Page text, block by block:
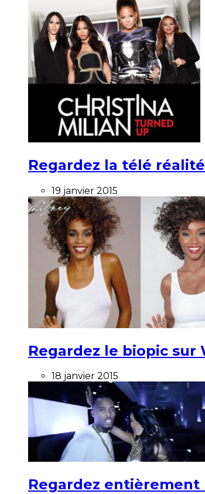
Regardez la télé
19 janvier 2015
Regardez le biopic
18 janvier 2015
Regardez entièrement